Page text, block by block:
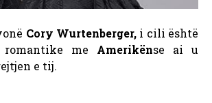
Cory Wurtenberger,i cili është
me Amerikënse ai u
e tij.